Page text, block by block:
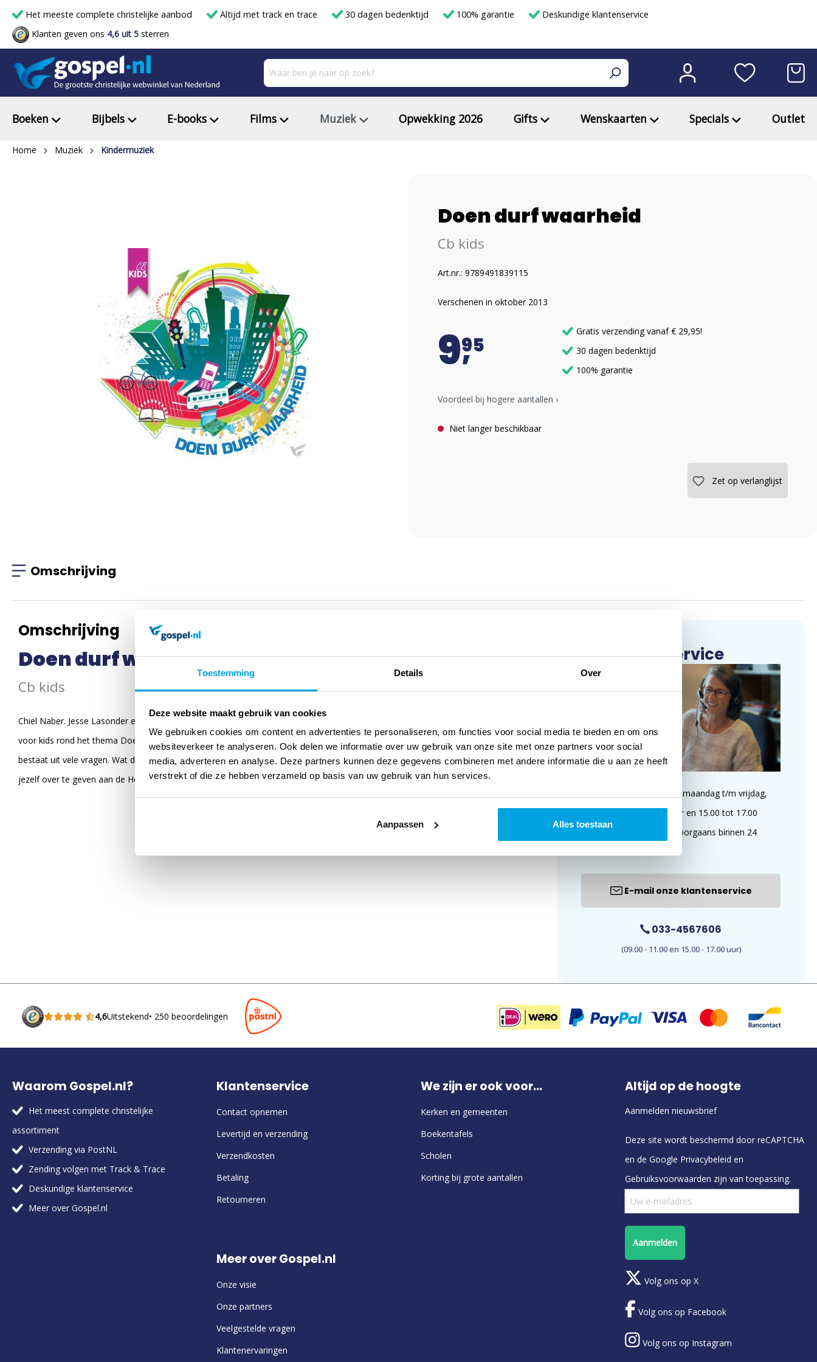
Toestemming Details Over
Deze website maakt gebruik van cookies
We gebruiken cookies om content en advertenties te personaliseren, om functies voor social media te bieden en om ons
websiteverkeer te analyseren. Ook delen we informatie over uw gebruik van onze site met onze partners voor social
media, adverteren en analyse. Deze partners kunnen deze gegevens combineren met andere informatie die u aan ze heeft
verstrekt of die ze hebben verzameld op basis van uw gebruik van hun services.
Aanpassen Alles toestaan
Het meeste complete christelijke aanbod Altijd met track en trace 30 dagen bedenktijd 100% garantie
Deskundige klantenservice
Klanten geven ons 4,6 uit 5 sterren
Boeken Bijbels E-books Films Muziek Opwekking 2026 Gifts Wenskaarten Specials Outlet
Home Muziek Kindermuziek
Doen durf waarheid
Cb kids
Art.nr.: 9789491839115
Verschenen in oktober 2013
995
Gratis verzending vanaf € 29,95!
30 dagen bedenktijd
100% garantie
Voordeel bij hogere aantallen ›
Niet langer beschikbaar
Zet op verlanglijst
Omschrijving
Omschrijving
Doen durf waarheid
Cb kids
Chiel Naber. Jesse Lasonder en Hannah Lasonder sloegen de handen ineen en schreven samen negen aanstekelijke popsongs
voor kids rond het thema Doen Durf Waarheid. Eigentijdse muziek met een eigen geluid. dat is de cd van CB|Kids. Ons leven
bestaat uit vele vragen. Wat doen we tegenwoordig? Waar zijn we mee bezig en waar hebben we eigenlijk nog tijd voor? Durf jij
jezelf over te geven aan de Here God? En wat is nu de waarheid? Ga op onderzoek uit en ontdek hoe mooi de liefde van God is.
Klantenservice
Wij zijn te bereiken op maandag t/m vrijdag,
van 09.00 tot 11.00 uur en 15.00 tot 17.00
uur. E-mails worden doorgaans binnen 24
E-mail onze klantenservice
033-4567606
(09.00 - 11.00 en 15.00 - 17.00 uur)
4,6Uitstekend• 250 beoordelingen
Waarom Gospel.nl?
Het meest complete christelijke
assortiment
Verzending via PostNL
Zending volgen met Track & Trace
Deskundige klantenservice
Meer over Gospel.nl
Klantenservice
Contact opnemen
Levertijd en verzending
Verzendkosten
Betaling
Retourneren
Meer over Gospel.nl
Onze visie
Onze partners
Veelgestelde vragen
Klantenervaringen
We zijn er ook voor...
Kerken en gemeenten
Boekentafels
Scholen
Korting bij grote aantallen
Altijd op de hoogte
Aanmelden nieuwsbrief
Deze site wordt beschermd door reCAPTCHA
en de Google Privacybeleid en
Gebruiksvoorwaarden zijn van toepassing.
Aanmelden
Volg ons op X
Volg ons op Facebook
Volg ons op Instagram